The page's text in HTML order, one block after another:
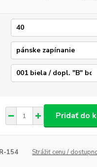
Pridať do
154 Strážiť cenu /